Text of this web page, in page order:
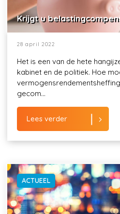
Krijgt u
28 april 2022
Het is een van de hete
kabinet en de politiek. Hoe
gecom...
Lees verder
ACTUEEL